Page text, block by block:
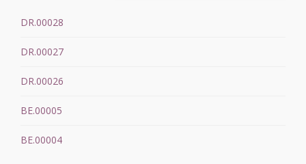
DR.00028
DR.00027
DR.00026
BE.00005
BE.00004